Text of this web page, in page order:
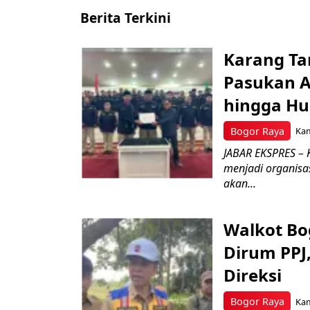
Berita Terkini
Bogor Raya
Karang
Pasukan
hingga
JABAR
menjadi
akan...
Bogor Raya
Walkot
Dirum
Direksi